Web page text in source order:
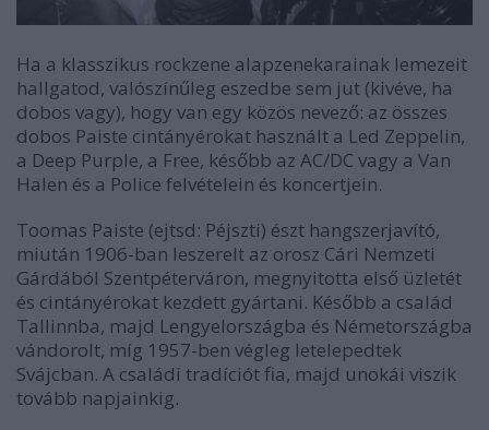
Ha a klasszikus rockzene alapzenekarainak lemezeit
hallgatod, valószínűleg eszedbe sem jut (kivéve, ha
dobos vagy), hogy van egy közös nevező: az összes
dobos Paiste cintányérokat használt a Led Zeppelin,
a Deep Purple, a Free, később az AC/DC vagy a Van
Halen és a Police felvételein és koncertjein.
Toomas Paiste (ejtsd: Péjszti) észt hangszerjavító,
miután 1906-ban leszerelt az orosz Cári Nemzeti
Gárdából Szentpéterváron, megnyitotta első üzletét
és cintányérokat kezdett gyártani. Később a család
Tallinnba, majd Lengyelországba és Németországba
vándorolt, míg 1957-ben végleg letelepedtek
Svájcban. A családi tradíciót fia, majd unokái viszik
tovább napjainkig.